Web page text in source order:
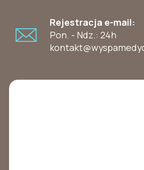
Rejestracja e-mail:
Pon. - Ndz.: 24h